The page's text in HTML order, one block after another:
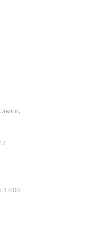
17:00